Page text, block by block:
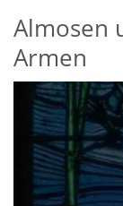
Almosen
Armen